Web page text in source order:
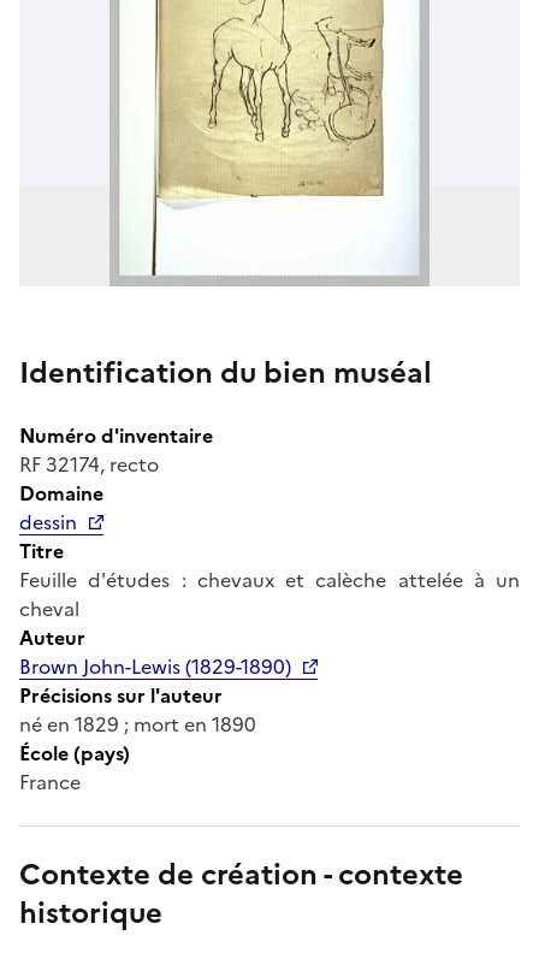
Identification du bien muséal
Numéro d'inventaire
RF 32174, recto
Domaine
dessin
Titre
Feuille d'études : chevaux et calèche attelée à un
cheval
Auteur
Brown John-Lewis (1829-1890)
Précisions sur l'auteur
né en 1829 ; mort en 1890
École (pays)
France
Contexte de création - contexte
historique